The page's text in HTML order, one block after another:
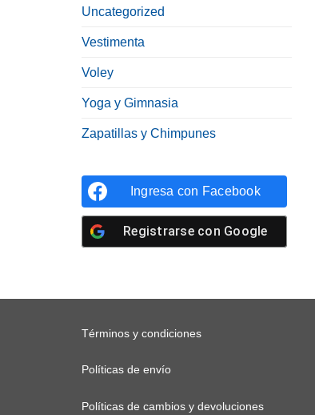
Uncategorized
Vestimenta
Voley
Yoga y Gimnasia
Zapatillas y Chimpunes
Ingresa con Facebook
Registrarse con Google
Términos y condiciones
Políticas de envío
Políticas de cambios y devoluciones